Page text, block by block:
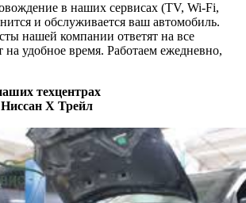
в наших сервисах (TV, Wi-Fi,
и обслуживается ваш автомобиль.
нашей компании ответят на все
удобное время. Работаем ежедневно,
техцентрах
Х Трейл